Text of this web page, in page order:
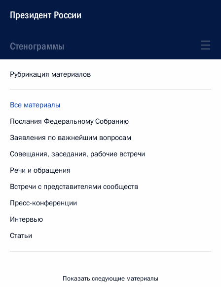
Президент России
Стенограммы
Рубрикация материалов
Все материалы
Послания Федеральному Собранию
Заявления по важнейшим вопросам
Совещания, заседания, рабочие встречи
Речи и обращения
Встречи с представителями сообществ
Пресс-конференции
Интервью
Статьи
Показать следующие материалы